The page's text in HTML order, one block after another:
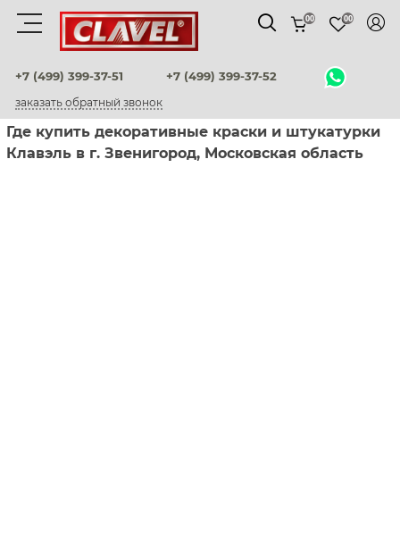
+7 (499) 399-37-51 +7 (499) 399-37-52
заказать обратный звонок
00 00
Материалы
штукатурки венецианские
декоративные краски
Где купить декоративные краски и штукатурки
Клавэль в г. Звенигород, Московская область